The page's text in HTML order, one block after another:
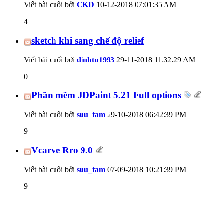
Viết bài cuối bởi CKD 10-12-2018 07:01:35 AM
4
sketch khi sang chế độ relief
Viết bài cuối bởi dinhtu1993 29-11-2018 11:32:29 AM
0
Phần mềm JDPaint 5.21 Full options
Viết bài cuối bởi suu_tam 29-10-2018 06:42:39 PM
9
Vcarve Rro 9.0
Viết bài cuối bởi suu_tam 07-09-2018 10:21:39 PM
9